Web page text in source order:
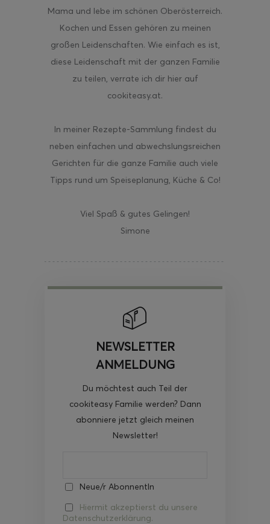
Mama und lebe im schönen Oberösterreich.
Kochen und Essen gehören zu meinen
großen Leidenschaften. Wie einfach es ist,
diese Leidenschaft mit der ganzen Familie
zu teilen, verrate ich dir hier auf
cookiteasy.at.
In meiner Rezepte-Sammlung findest du
neben einfachen und abwechslungsreichen
Gerichten für die ganze Familie auch viele
Tipps rund um Speiseplanung, Küche & Co!
Viel Spaß & gutes Gelingen!
Simone
NEWSLETTER
ANMELDUNG
Du möchtest auch Teil der
cookiteasy Familie werden? Dann
abonniere jetzt gleich meinen
Newsletter!
Neue/r AbonnentIn
Hiermit akzeptierst du unsere
Datenschutzerklärung.